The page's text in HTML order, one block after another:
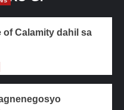
of Calamity dahil sa